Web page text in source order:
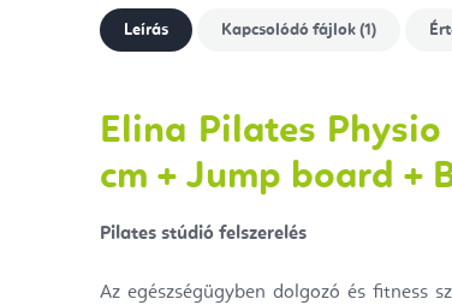
Leírás Kapcsolódó fájlok (1)
Elina Pilates
cm + Jump board +
Pilates stúdió felszerelés
Az egészségügyben dolgozó és fitness